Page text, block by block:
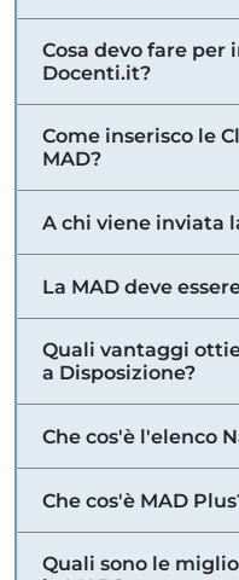
Cosa devo fare per
Docenti.it?
Come inserisco le
MAD?
A chi viene inviata
La MAD deve
Quali vantaggi
a Disposizione?
Che cos'è l'elenco
Che cos'è MAD
Quali sono le